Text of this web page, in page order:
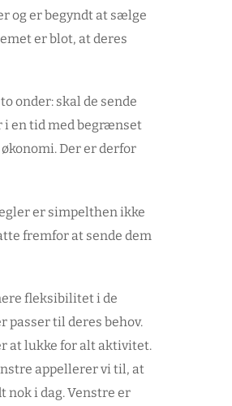
og er begyndt at sælge
er blot, at deres
onder: skal de sende
i en tid med begrænset
Der er derfor
er simpelthen ikke
fremfor at sende dem
fleksibilitet i de
til deres behov.
at lukke for alt aktivitet.
appellerer vi til, at
i dag. Venstre er